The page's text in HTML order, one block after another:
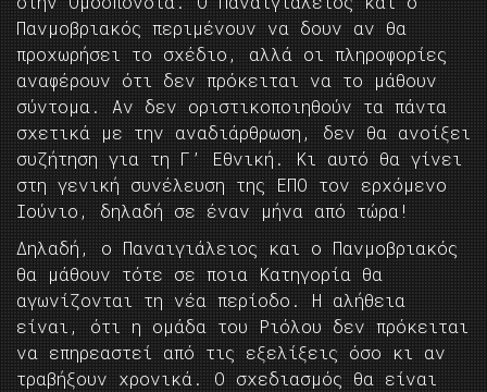
Πανμοβριακός περιμένουν να δουν αν θα
προχωρήσει το σχέδιο, αλλά οι πληροφορίες
αναφέρουν ότι δεν πρόκειται να το μάθουν
σύντομα. Αν δεν οριστικοποιηθούν τα πάντα
σχετικά με την αναδιάρθρωση, δεν θα ανοίξει
συζήτηση για τη Γ’ Εθνική. Κι αυτό θα γίνει
στη γενική συνέλευση της ΕΠΟ τον ερχόμενο
Ιούνιο, δηλαδή σε έναν μήνα από τώρα!
Δηλαδή, ο Παναιγιάλειος και ο Πανμοβριακός
θα μάθουν τότε σε ποια Κατηγορία θα
αγωνίζονται τη νέα περίοδο. Η αλήθεια
είναι, ότι η ομάδα του Ριόλου δεν πρόκειται
να επηρεαστεί από τις εξελίξεις όσο κι αν
τραβήξουν χρονικά. Ο σχεδιασμός θα είναι